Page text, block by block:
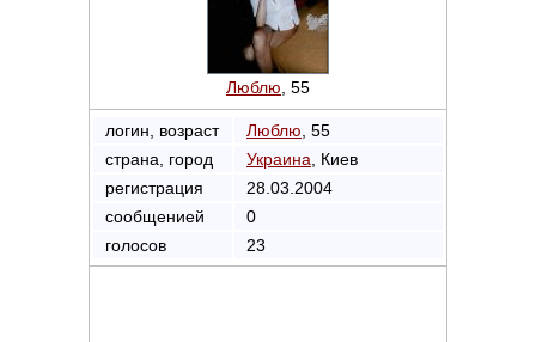
Люблю , 55
логин, возраст Люблю , 55
страна, город
Украина , Киев
регистрация
28.03.2004
сообщенией
0
голосов
23